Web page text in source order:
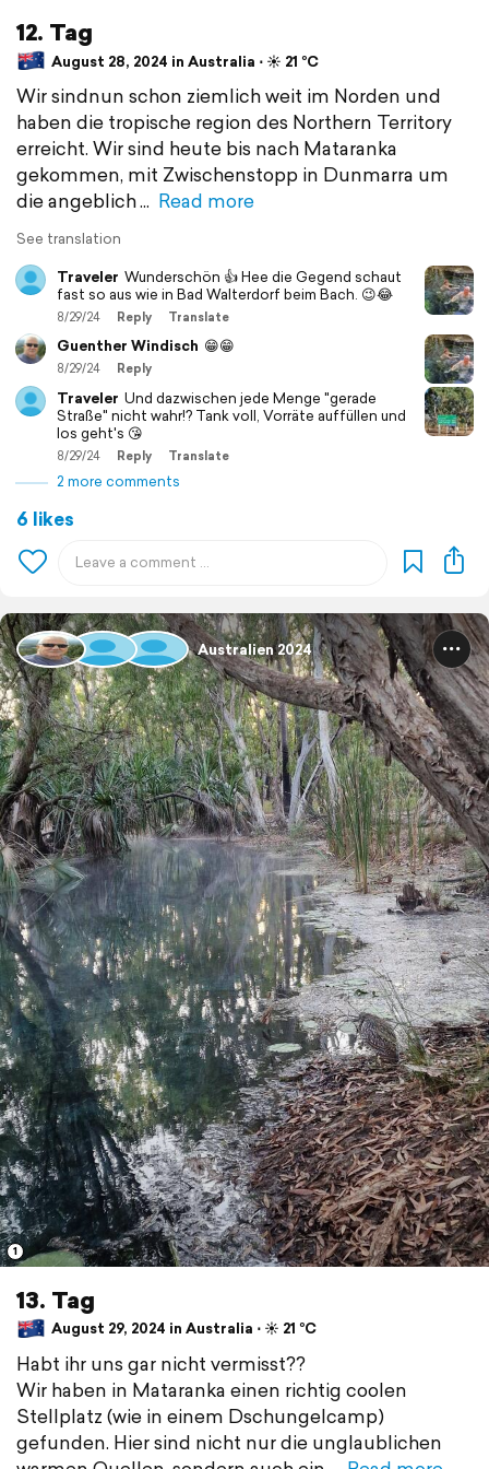
12. Tag
August 28, 2024 in Australia ⋅ ☀️ 21 °C
Wir sindnun schon ziemlich weit im Norden und
haben die tropische region des Northern Territory
erreicht. Wir sind heute bis nach Mataranka
gekommen, mit Zwischenstopp in Dunmarra um
die angeblich
Read more
See translation
Traveler Wunderschön 👍 Hee die Gegend schaut
fast so aus wie in Bad Walterdorf beim Bach. 😉😂
8/29/24 Reply Translate
Guenther Windisch 😁😁
8/29/24 Reply
Traveler Und dazwischen jede Menge "gerade
Straße" nicht wahr!? Tank voll, Vorräte auffüllen und
los geht's 😘
8/29/24 Reply Translate
2 more comments
6 likes
Australien 2024
1
13. Tag
August 29, 2024 in Australia ⋅ ☀️ 21 °C
Habt ihr uns gar nicht vermisst??
Wir haben in Mataranka einen richtig coolen
Stellplatz (wie in einem Dschungelcamp)
gefunden. Hier sind nicht nur die unglaublichen